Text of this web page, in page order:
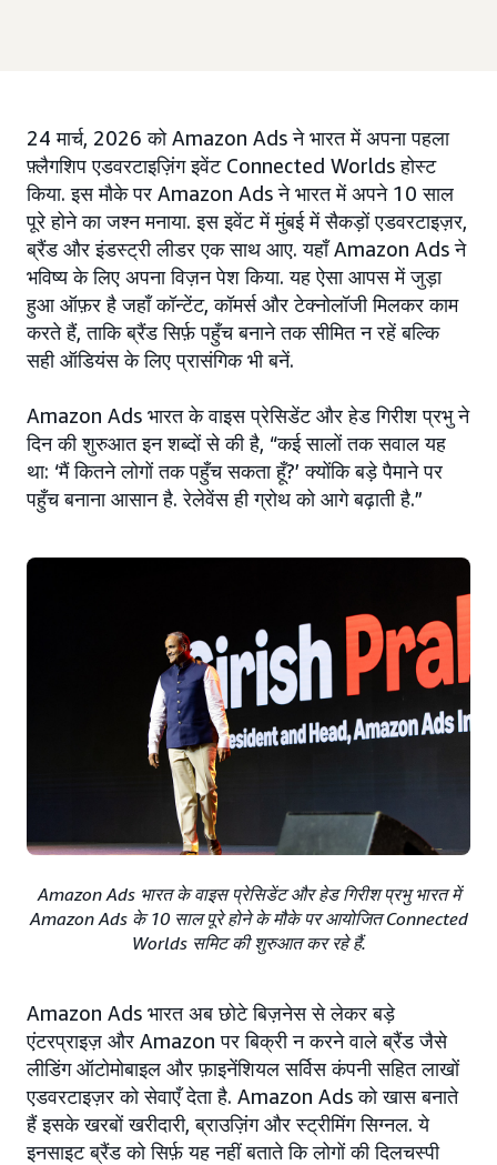
24 मार्च, 2026 को Amazon Ads ने भारत में अपना पहला
फ़्लैगशिप एडवरटाइज़िंग इवेंट Connected Worlds होस्ट
किया. इस मौके पर Amazon Ads ने भारत में अपने 10 साल
पूरे होने का जश्न मनाया. इस इवेंट में मुंबई में सैकड़ों एडवरटाइज़र,
ब्रैंड और इंडस्ट्री लीडर एक साथ आए. यहाँ Amazon Ads ने
भविष्य के लिए अपना विज़न पेश किया. यह ऐसा आपस में जुड़ा
हुआ ऑफ़र है जहाँ कॉन्टेंट, कॉमर्स और टेक्नोलॉजी मिलकर काम
करते हैं, ताकि ब्रैंड सिर्फ़ पहुँच बनाने तक सीमित न रहें बल्कि
सही ऑडियंस के लिए प्रासंगिक भी बनें.
Amazon Ads भारत के वाइस प्रेसिडेंट और हेड गिरीश प्रभु ने
दिन की शुरुआत इन शब्दों से की है, “कई सालों तक सवाल यह
था: ‘मैं कितने लोगों तक पहुँच सकता हूँ?’ क्योंकि बड़े पैमाने पर
पहुँच बनाना आसान है. रेलेवेंस ही ग्रोथ को आगे बढ़ाती है.”
Amazon Ads भारत के वाइस प्रेसिडेंट और हेड गिरीश प्रभु भारत में
Amazon Ads के 10 साल पूरे होने के मौके पर आयोजित Connected
Worlds समिट की शुरुआत कर रहे हैं.
Amazon Ads भारत अब छोटे बिज़नेस से लेकर बड़े
एंटरप्राइज़ और Amazon पर बिक्री न करने वाले ब्रैंड जैसे
लीडिंग ऑटोमोबाइल और फ़ाइनेंशियल सर्विस कंपनी सहित लाखों
एडवरटाइज़र को सेवाएँ देता है. Amazon Ads को खास बनाते
हैं इसके खरबों खरीदारी, ब्राउज़िंग और स्ट्रीमिंग सिग्नल. ये
इनसाइट ब्रैंड को सिर्फ़ यह नहीं बताते कि लोगों की दिलचस्पी